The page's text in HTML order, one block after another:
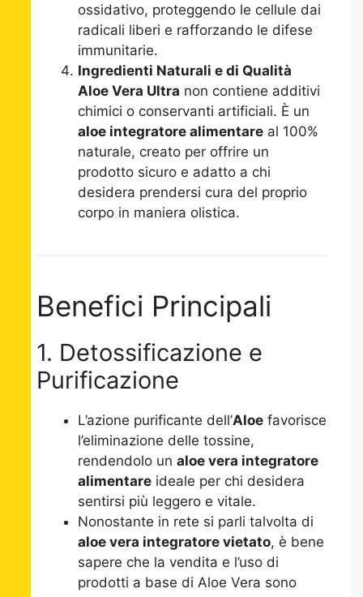
ossidativo, proteggendo le cellule dai
radicali liberi e rafforzando le difese
immunitarie.
Ingredienti Naturali e di Qualità
Aloe Vera Ultra non contiene additivi
chimici o conservanti artificiali. È un
aloe integratore alimentare al 100%
naturale, creato per offrire un
prodotto sicuro e adatto a chi
desidera prendersi cura del proprio
corpo in maniera olistica.
Benefici Principali
1. Detossificazione e
Purificazione
L’azione purificante dell’Aloe favorisce
l’eliminazione delle tossine,
rendendolo un aloe vera integratore
alimentare ideale per chi desidera
sentirsi più leggero e vitale.
Nonostante in rete si parli talvolta di
aloe vera integratore vietato, è bene
sapere che la vendita e l’uso di
prodotti a base di Aloe Vera sono